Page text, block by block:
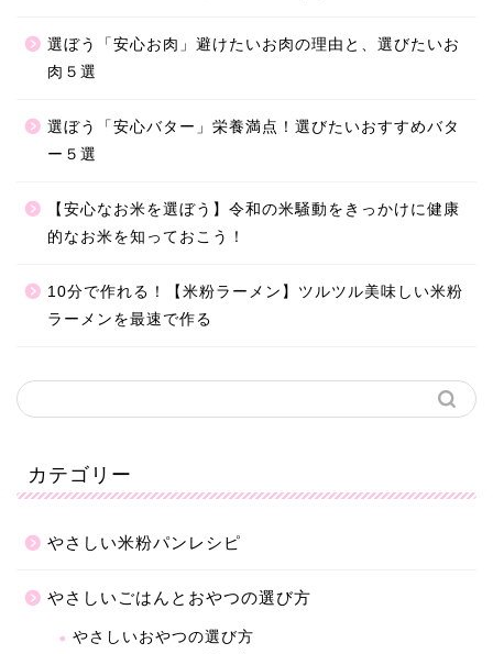
選ぼう「安心お肉」避けたいお肉の理由と、選びたいお
肉５選
選ぼう「安心バター」栄養満点！選びたいおすすめバタ
ー５選
【安心なお米を選ぼう】令和の米騒動をきっかけに健康
的なお米を知っておこう！
10分で作れる！【米粉ラーメン】ツルツル美味しい米粉
ラーメンを最速で作る
カテゴリー
やさしい米粉パンレシピ
やさしいごはんとおやつの選び方
やさしいおやつの選び方